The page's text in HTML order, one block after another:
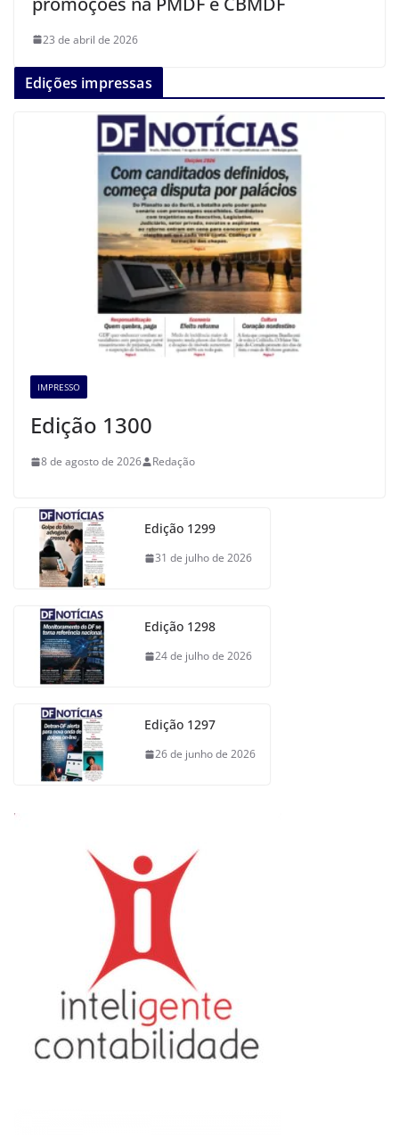
23 de abril de 2026
Edições impressas
IMPRESSO
Edição 1300
8 de agosto de 2026 Redação
Edição 1299
31 de julho de 2026
Edição 1298
24 de julho de 2026
Edição 1297
26 de junho de 2026